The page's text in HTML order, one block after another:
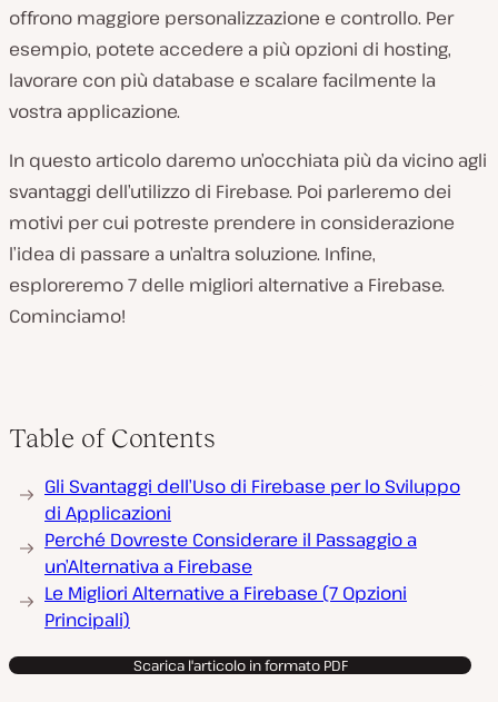
offrono maggiore personalizzazione e controllo. Per
esempio, potete accedere a più opzioni di hosting,
lavorare con più database e scalare facilmente la
vostra applicazione.
In questo articolo daremo un’occhiata più da vicino agli
svantaggi dell’utilizzo di Firebase. Poi parleremo dei
motivi per cui potreste prendere in considerazione
l’idea di passare a un’altra soluzione. Infine,
esploreremo 7 delle migliori alternative a Firebase.
Cominciamo!
Table of Contents
Gli Svantaggi dell’Uso di Firebase per lo Sviluppo
di Applicazioni
Perché Dovreste Considerare il Passaggio a
un’Alternativa a Firebase
Le Migliori Alternative a Firebase (7 Opzioni
Principali)
Scarica l'articolo in formato PDF